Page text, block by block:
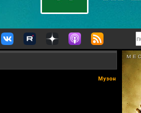
Музон